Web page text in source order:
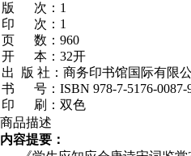
版 次：1
印 次：1
页 数：960
开 本：32开
出 版 社：商务印书馆国际有限
书 号：ISBN 978-7-5176-0087-
印 刷：双色
商品描述
内容提要：